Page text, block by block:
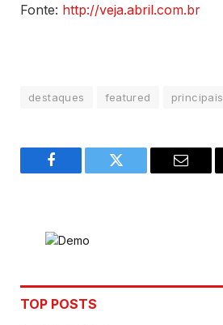
Fonte: http://veja.abril.com.br
destaques featured principais
Facebook Twitter Email
TOP POSTS